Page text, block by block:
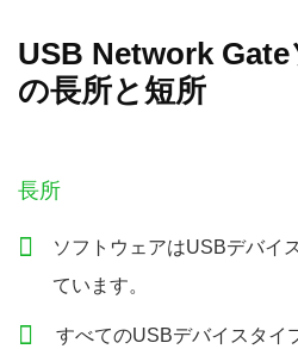
USB Network
の長所と短所
長所
ソフトウェアはUSBデバイ
ています。
すべてのUSBデバイスタイ